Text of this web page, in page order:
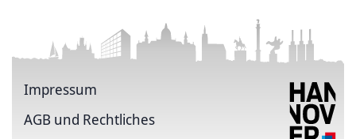
Impressum
AGB und Rechtliches